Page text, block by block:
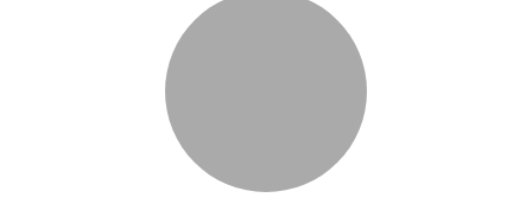
Categorie Promozionali e Giovanissimi - TI2 -
F.C.I.Facebook: www.facebook.com/